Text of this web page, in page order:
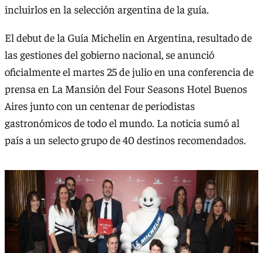
incluirlos en la selección argentina de la guía.
El debut de la Guía Michelin en Argentina, resultado de
las gestiones del gobierno nacional, se anunció
oficialmente el martes 25 de julio en una conferencia de
prensa en La Mansión del Four Seasons Hotel Buenos
Aires junto con un centenar de periodistas
gastronómicos de todo el mundo. La noticia sumó al
país a un selecto grupo de 40 destinos recomendados.